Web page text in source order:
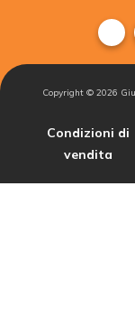
Copyright © 2026
Condizioni di
vendita